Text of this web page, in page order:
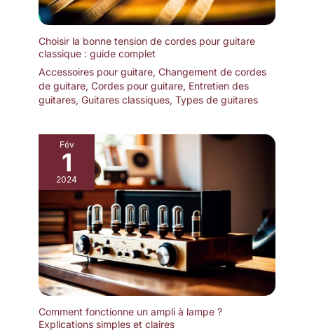
Choisir la bonne tension de cordes pour guitare
classique : guide complet
Accessoires pour guitare, Changement de cordes
de guitare, Cordes pour guitare, Entretien des
guitares, Guitares classiques, Types de guitares
Fév
1
2024
Comment fonctionne un ampli à lampe ?
Explications simples et claires